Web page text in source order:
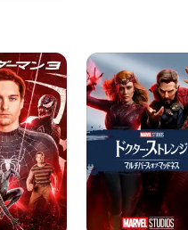
ド
ク
タ
ー・
ト
レ
ジ
／